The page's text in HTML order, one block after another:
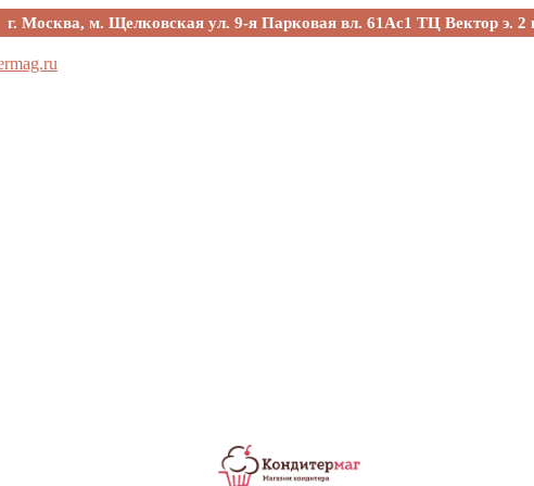
г. Москва, м. Щелковская ул. 9-я Парковая вл. 61Ас1 ТЦ Вектор э. 2